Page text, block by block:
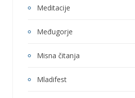
Meditacije
Međugorje
Misna čitanja
Mladifest